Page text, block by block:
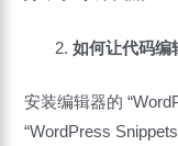
如何让代码编
安装编辑器的
“WordPress